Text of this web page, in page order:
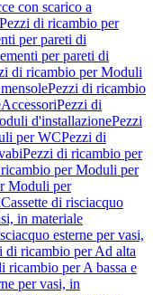
con scarico a
Pezzi di ricambio per
per pareti di
per pareti di
di ricambio per Moduli
Pezzi di ricambio
AccessoriPezzi di
d'installazionePezzi
per WCPezzi di
Pezzi di ricambio per
per Moduli per
Moduli per
Cassette di risciacquo
in materiale
esterne per vasi,
di ricambio per Ad alta
ricambio per A bassa e
per vasi, in